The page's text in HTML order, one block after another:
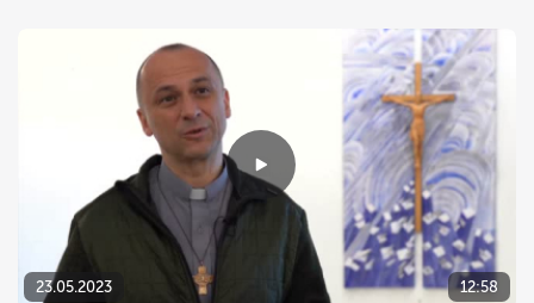
23.05.2023 12:58